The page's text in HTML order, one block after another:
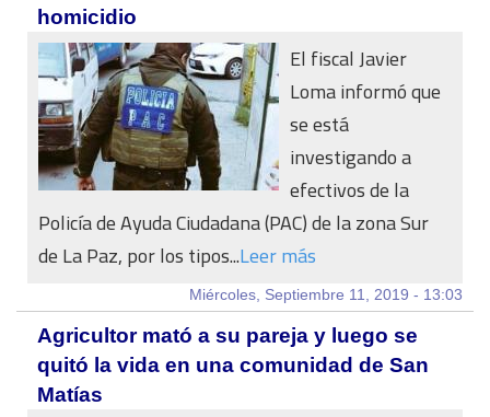
homicidio
El fiscal Javier
Loma informó que
se está
investigando a
efectivos de la
Policía de Ayuda Ciudadana (PAC) de la zona Sur
de La Paz, por los tipos...Leer más
Miércoles, Septiembre 11, 2019 - 13:03
Agricultor mató a su pareja y luego se
quitó la vida en una comunidad de San
Matías